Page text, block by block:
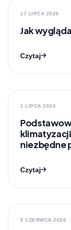
17 LIPCA 2026
Jak
Czytaj
1 LIPCA 2026
niezbędne
Czytaj
9 CZERWCA 2026